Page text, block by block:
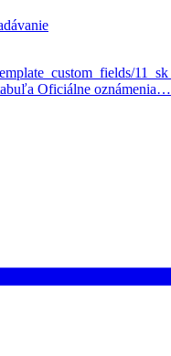
Oficiálne oznámenia…